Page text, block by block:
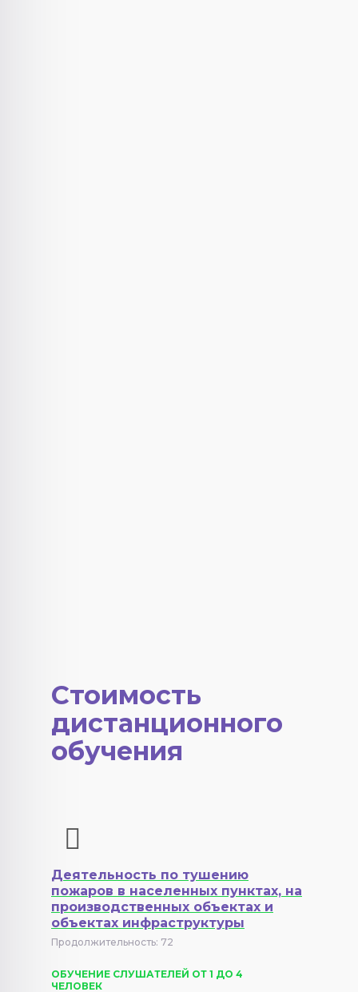
Стоимость
дистанционного
обучения
Деятельность по тушению
пожаров в населенных пунктах, на
производственных объектах и
объектах инфраструктуры
Продолжительность: 72
ОБУЧЕНИЕ СЛУШАТЕЛЕЙ ОТ 1 ДО 4
ЧЕЛОВЕК